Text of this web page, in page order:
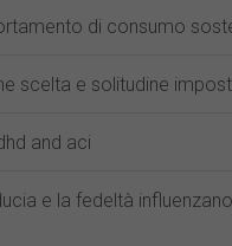
di consumo
scelta e solitudine
and aci
e la fedeltà